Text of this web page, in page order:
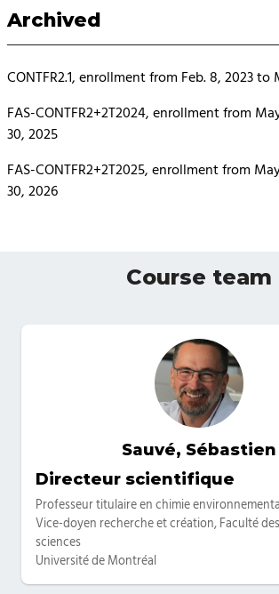
Archived
CONTFR2.1, enrollment from Feb. 8, 2023 to
FAS-CONTFR2+2T2024, enrollment from
30, 2025
FAS-CONTFR2+2T2025, enrollment from
30, 2026
Course team
Sauvé, Sébastien
Categories
Directeur scientifique
Professeur titulaire en chimie
Vice-doyen recherche et création, Faculté
sciences
Université de Montréal